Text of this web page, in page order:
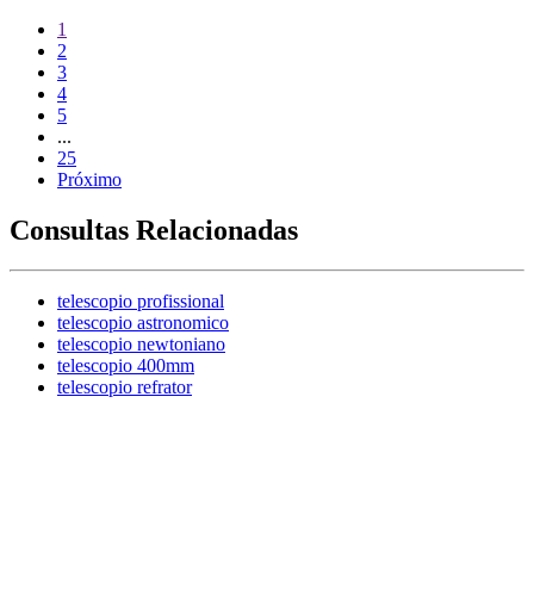
1
2
3
4
5
...
25
Próximo
Consultas Relacionadas
telescopio profissional
telescopio astronomico
telescopio newtoniano
telescopio 400mm
telescopio refrator